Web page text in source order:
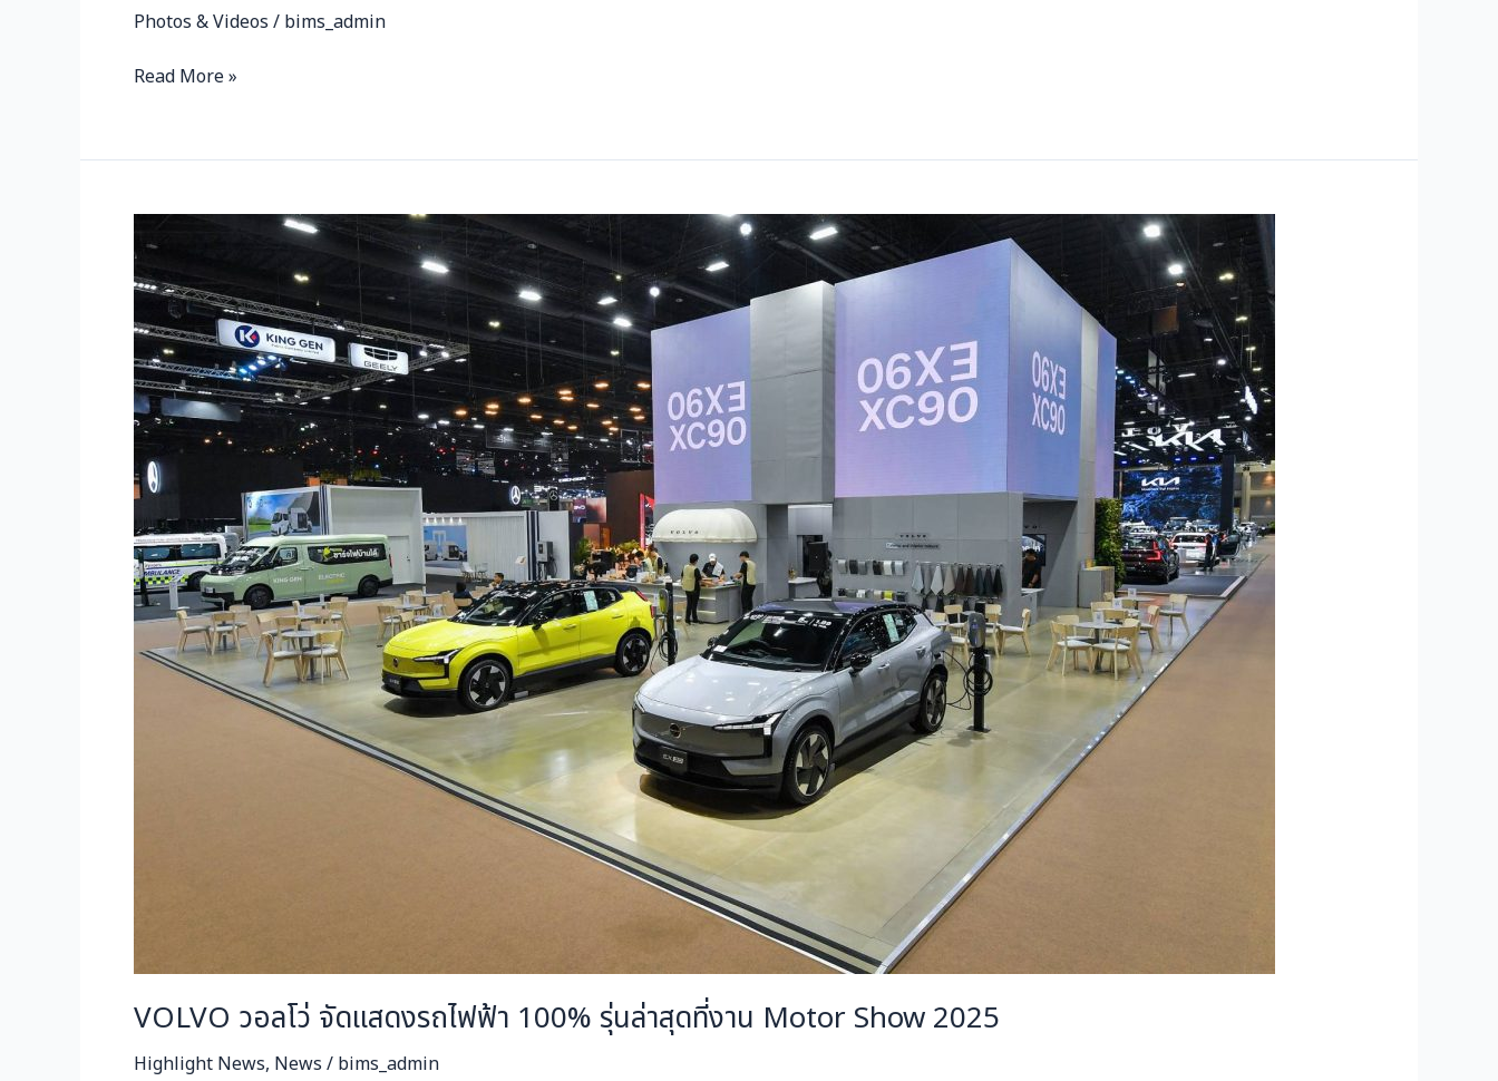
Photos & Videos / bims_admin
Read More »
VOLVO วอลโว่ จัดแสดงรถไฟฟ้า 100% รุ่นล่าสุดที่งาน Motor Show 2025
Highlight News, News / bims_admin
VOLVO
วอล
โว่
แสดง
รถไฟฟ้า
100%
รุ่น
ล่าสุด
ที่
งาน
Motor
Show
2025